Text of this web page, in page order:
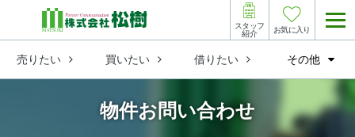
売りたい 買いたい 借りたい その他
スタッフ
紹介
お気に入り
物件お問い合わせ